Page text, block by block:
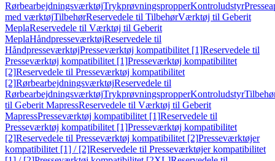
RørbearbejdningsværktøjTrykprøvningspropperKontroludstyr
med værktøjTilbehørReservedele til TilbehørVærktøj til Geberit
MeplaReservedele til Værktøj til Geberit
MeplaHåndpresseværktøjReservedele til
HåndpresseværktøjPresseværktøj kompatibilitet [1]Reservedele til
Presseværktøj kompatibilitet [1]Presseværktøj kompatibilitet
[2]Reservedele til Presseværktøj kompatibilitet
[2]RørbearbejdningsværktøjReservedele til
RørbearbejdningsværktøjTrykprøvningspropperKontroludstyr
til Geberit MapressReservedele til Værktøj til Geberit
MapressPresseværktøj kompatibilitet [1]Reservedele til
Presseværktøj kompatibilitet [1]Presseværktøj kompatibilitet
[2]Reservedele til Presseværktøj kompatibilitet [2]Presseværktøjer
kompatibilitet [1] / [2]Reservedele til Presseværktøjer kompatibilitet